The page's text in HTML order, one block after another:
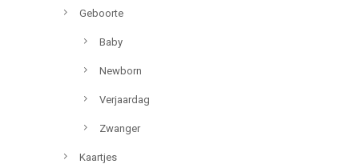
Geboorte
Baby
Newborn
Verjaardag
Zwanger
Kaartjes